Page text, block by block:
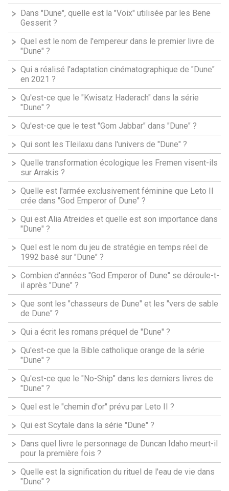
Dans "Dune", quelle est la "Voix" utilisée par les Bene
Gesserit ?
Quel est le nom de l'empereur dans le premier livre de
"Dune" ?
Qui a réalisé l'adaptation cinématographique de "Dune"
en 2021 ?
Qu'est-ce que le "Kwisatz Haderach" dans la série
"Dune" ?
Qu'est-ce que le test "Gom Jabbar" dans "Dune" ?
Qui sont les Tleilaxu dans l'univers de "Dune" ?
Quelle transformation écologique les Fremen visent-ils
sur Arrakis ?
Quelle est l'armée exclusivement féminine que Leto II
crée dans "God Emperor of Dune" ?
Qui est Alia Atreides et quelle est son importance dans
"Dune" ?
Quel est le nom du jeu de stratégie en temps réel de
1992 basé sur "Dune" ?
Combien d'années "God Emperor of Dune" se déroule-t-
il après "Dune" ?
Que sont les "chasseurs de Dune" et les "vers de sable
de Dune" ?
Qui a écrit les romans préquel de "Dune" ?
Qu'est-ce que la Bible catholique orange de la série
"Dune" ?
Qu'est-ce que le "No-Ship" dans les derniers livres de
"Dune" ?
Quel est le "chemin d'or" prévu par Leto II ?
Qui est Scytale dans la série "Dune" ?
Dans quel livre le personnage de Duncan Idaho meurt-il
pour la première fois ?
Quelle est la signification du rituel de l'eau de vie dans
"Dune" ?